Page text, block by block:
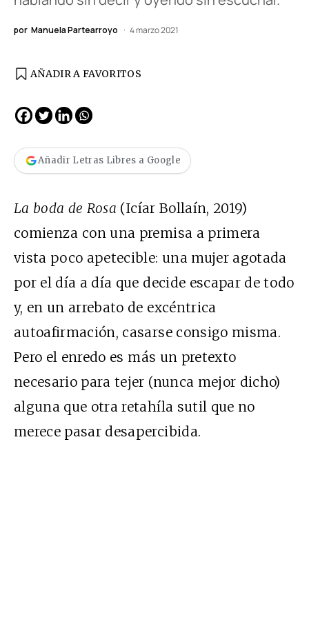
por Manuela Partearroyo 4 marzo 2021
AÑADIR A FAVORITOS
Añadir Letras Libres a Google
La boda de Rosa (Icíar Bollaín, 2019)
comienza con una premisa a primera
vista poco apetecible: una mujer agotada
por el día a día que decide escapar de todo
y, en un arrebato de excéntrica
autoafirmación, casarse consigo misma.
Pero el enredo es más un pretexto
necesario para tejer (nunca mejor dicho)
alguna que otra retahíla sutil que no
merece pasar desapercibida.